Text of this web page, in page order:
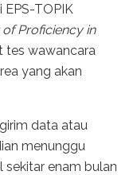
EPS-TOPIK
Proficiency in
tes wawancara
yang akan
data atau
menunggu
sekitar enam bulan